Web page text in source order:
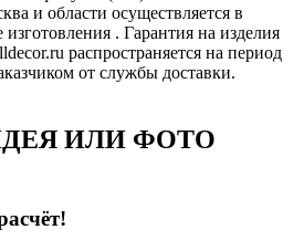
и области осуществляется в
изготовления . Гарантия на изделия
распространяется на период
от службы доставки.
ИЛИ ФОТО